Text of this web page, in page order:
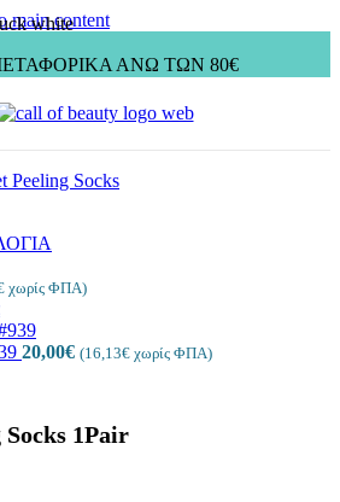
main content
ΑΝΩ ΤΩΝ 80€
χωρίς ΦΠΑ)
20,00€ (16,13€ χωρίς ΦΠΑ)
Socks 1Pair